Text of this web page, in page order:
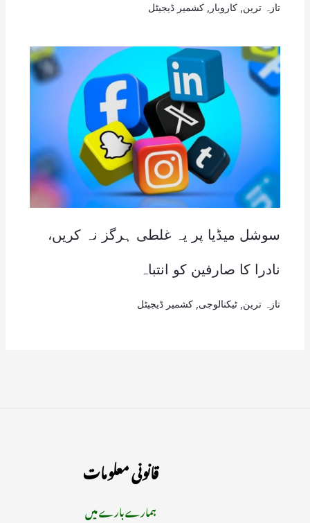
تازہ ترین کاروبار کشمیر ڈیجیٹل
سوشل میڈیا پر یہ غلطی ہرگز نہ کریں،
نادرا کا صارفین کو انتباہ
تازہ ترین ٹیکنالوجی کشمیر ڈیجیٹل
قانونی معلومات
ہمارے بارے میں